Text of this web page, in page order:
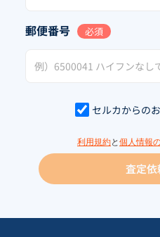
郵便番号 必須
セルカからの
利用規約と 個人情報
査定依